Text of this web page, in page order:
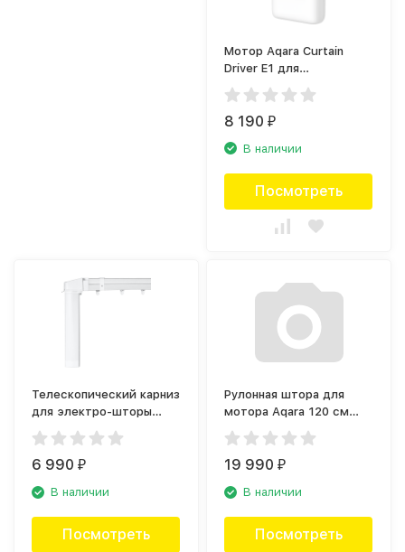
Мотор Aqara Curtain
Driver E1 для
раздвижных штор Белый
(CM-M01R)
8 190₽
В наличии
Посмотреть
Телескопический карниз
для электро-шторы
Aqara 1833мм Белый
(TK1833)
6 990₽
В наличии
Посмотреть
Рулонная штора для
мотора Aqara 120 см
Белый блэкаут
(РШ120Б00)
19 990₽
В наличии
Посмотреть